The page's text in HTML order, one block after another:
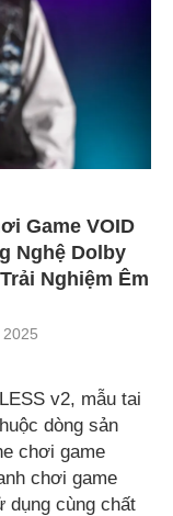
Game VOID
Nghệ Dolby
Nghiệm Êm
v2, mẫu tai
dòng sản
chơi game
chơi game
dụng cùng chất